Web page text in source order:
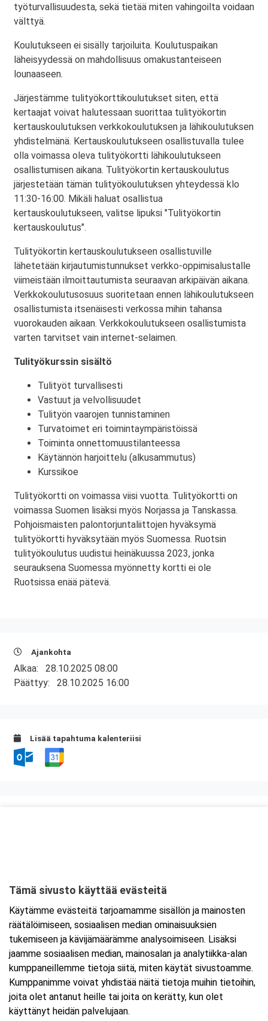
työturvallisuudesta, sekä tietää miten vahingoilta voidaan
välttyä.
Koulutukseen ei sisälly tarjoiluita. Koulutuspaikan
läheisyydessä on mahdollisuus omakustanteiseen
lounaaseen.
Järjestämme tulityökorttikoulutukset siten, että
kertaajat voivat halutessaan suorittaa tulityökortin
kertauskoulutuksen verkkokoulutuksen ja lähikoulutuksen
yhdistelmänä. Kertauskoulutukseen osallistuvalla tulee
olla voimassa oleva tulityökortti lähikoulutukseen
osallistumisen aikana. Tulityökortin kertauskoulutus
järjestetään tämän tulityökoulutuksen yhteydessä klo
11:30-16:00. Mikäli haluat osallistua
kertauskoulutukseen, valitse lipuksi "Tulityökortin
kertauskoulutus".
Tulityökortin kertauskoulutukseen osallistuville
lähetetään kirjautumistunnukset verkko-oppimisalustalle
viimeistään ilmoittautumista seuraavan arkipäivän aikana.
Verkkokoulutusosuus suoritetaan ennen lähikoulutukseen
osallistumista itsenäisesti verkossa mihin tahansa
vuorokauden aikaan. Verkkokoulutukseen osallistumista
varten tarvitset vain internet-selaimen.
Tulityökurssin sisältö
Tulityöt turvallisesti
Vastuut ja velvollisuudet
Tulityön vaarojen tunnistaminen
Turvatoimet eri toimintaympäristöissä
Toiminta onnettomuustilanteessa
Käytännön harjoittelu (alkusammutus)
Kurssikoe
Tulityökortti on voimassa viisi vuotta. Tulityökortti on
voimassa Suomen lisäksi myös Norjassa ja Tanskassa.
Pohjoismaisten palontorjuntaliittojen hyväksymä
tulityökortti hyväksytään myös Suomessa. Ruotsin
tulityökoulutus uudistui heinäkuussa 2023, jonka
seurauksena Suomessa myönnetty kortti ei ole
Ruotsissa enää pätevä.
Ajankohta
Alkaa: 28.10.2025 08:00
Päättyy: 28.10.2025 16:00
Lisää tapahtuma kalenteriisi
Tarkempi kartta ja ajo-ohjeet
Tämä sivusto käyttää evästeitä
Käytämme evästeitä tarjoamamme sisällön ja mainosten
räätälöimiseen, sosiaalisen median ominaisuuksien
tukemiseen ja kävijämäärämme analysoimiseen. Lisäksi
jaamme sosiaalisen median, mainosalan ja analytiikka-alan
kumppaneillemme tietoja siitä, miten käytät sivustoamme.
Kumppanimme voivat yhdistää näitä tietoja muihin tietoihin,
joita olet antanut heille tai joita on kerätty, kun olet
käyttänyt heidän palvelujaan.